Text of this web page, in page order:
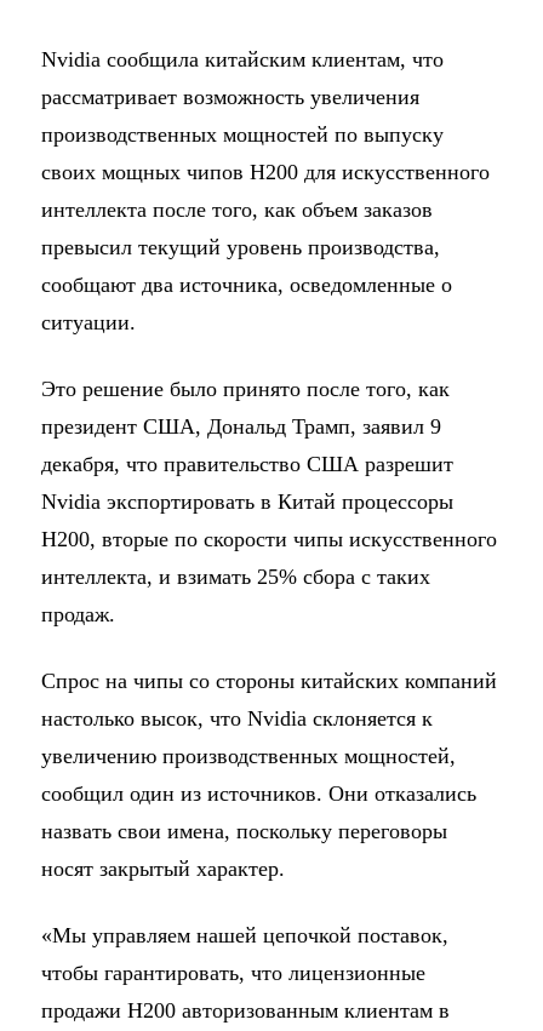
Nvidia сообщила китайским клиентам, что
рассматривает возможность увеличения
производственных мощностей по выпуску
своих мощных чипов H200 для искусственного
интеллекта после того, как объем заказов
превысил текущий уровень производства,
сообщают два источника, осведомленные о
ситуации.
Это решение было принято после того, как
президент США, Дональд Трамп, заявил 9
декабря, что правительство США разрешит
Nvidia экспортировать в Китай процессоры
H200, вторые по скорости чипы искусственного
интеллекта, и взимать 25% сбора с таких
продаж.
Спрос на чипы со стороны китайских компаний
настолько высок, что Nvidia склоняется к
увеличению производственных мощностей,
сообщил один из источников. Они отказались
назвать свои имена, поскольку переговоры
носят закрытый характер.
«Мы управляем нашей цепочкой поставок,
чтобы гарантировать, что лицензионные
продажи H200 авторизованным клиентам в